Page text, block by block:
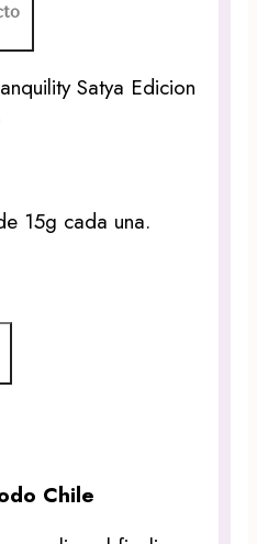
Satya Edicion
15g cada una.
Chile